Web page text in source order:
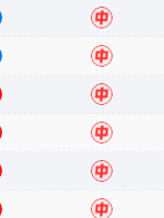
中
中
中
中
中
中